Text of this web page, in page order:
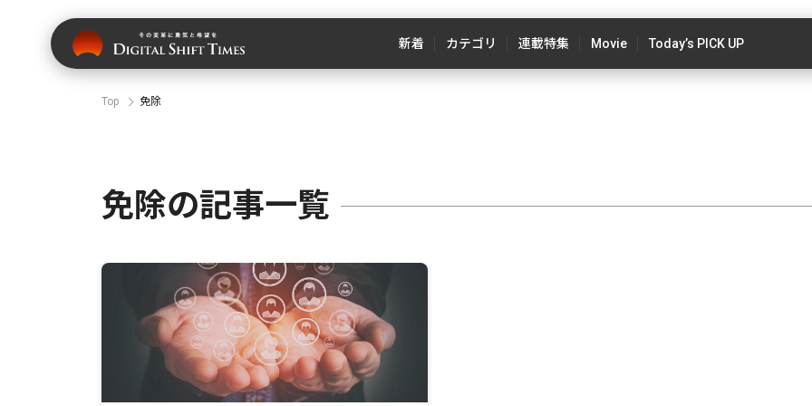
新着 カテゴリ 連載特集 Movie Today’s PICK UP
Top 免除
免除の記事一覧